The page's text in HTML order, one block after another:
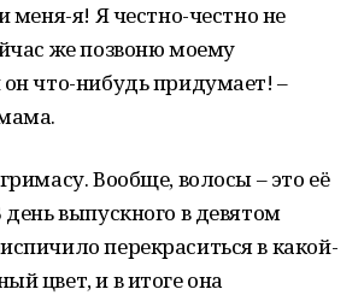
меня-я! Я честно-честно не
же позвоню моему
что-нибудь придумает! –
Вообще, волосы – это её
выпускного в девятом
перекраситься в какой-
цвет, и в итоге она